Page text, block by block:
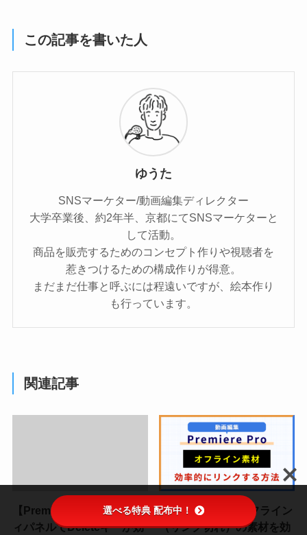
この記事を書いた人
ゆうた
SNSマーケター/動画編集ディレクター
大学卒業後、約2年半、京都にてSNSマーケターと
して活動。
商品を販売するためのコンセプト作りや視聴者を
惹きつけるための構成作りが得意。
まだまだ仕事と呼ぶには程遠いですが、絵本作り
も行っています。
関連記事
【Premire Pro】プロパテ
ィパネルでDeleteキーが効
Premiere Proでオフライン
（リンク切れ）の素材を効
選べる特典 配布中！